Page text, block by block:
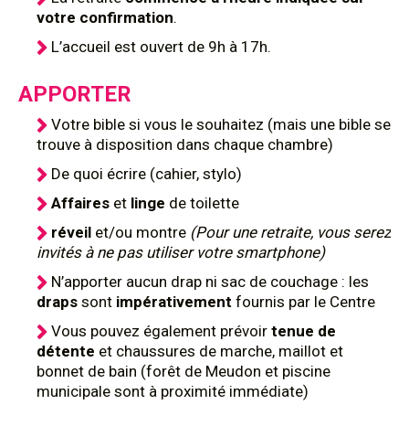
votre confirmation.
L’accueil est ouvert de 9h à 17h.
APPORTER
Votre bible si vous le souhaitez (mais une bible se
trouve à disposition dans chaque chambre)
De quoi écrire (cahier, stylo)
Affaires et linge de toilette
réveil et/ou montre (Pour une retraite, vous serez
invités à ne pas utiliser votre smartphone)
N’apporter aucun drap ni sac de couchage : les
draps sont impérativement fournis par le Centre
Vous pouvez également prévoir tenue de
détente et chaussures de marche, maillot et
bonnet de bain (forêt de Meudon et piscine
municipale sont à proximité immédiate)